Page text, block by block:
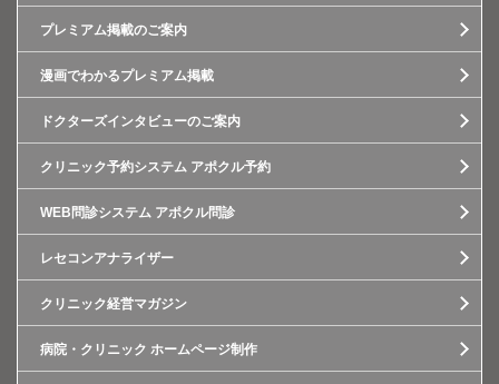
プレミアム掲載のご案内
漫画でわかるプレミアム掲載
ドクターズインタビューのご案内
クリニック予約システム アポクル予約
WEB問診システム アポクル問診
レセコンアナライザー
クリニック経営マガジン
病院・クリニック ホームページ制作